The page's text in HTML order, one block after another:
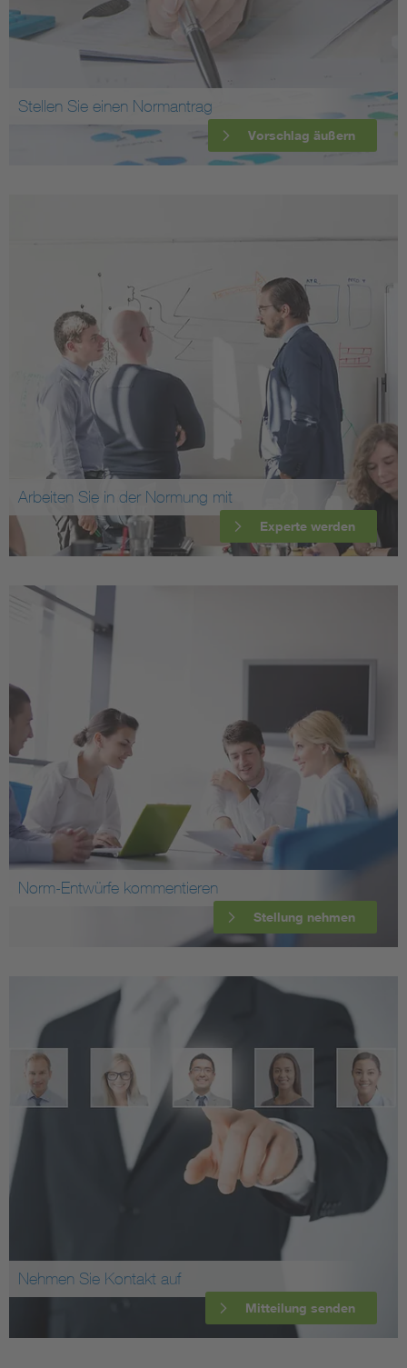
Stellen Sie einen Normantrag
Vorschlag äußern
Arbeiten Sie in der Normung mit
Experte werden
Norm-Entwürfe kommentieren
Stellung nehmen
Nehmen Sie Kontakt auf
Mitteilung senden